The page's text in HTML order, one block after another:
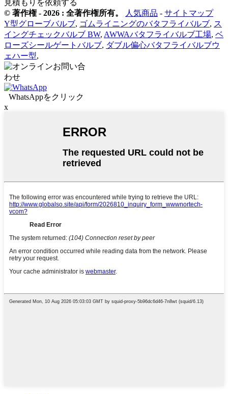
見積もりを依頼する
© 著作権 - 2026 : 全著作権所有。
人気商品 - サイトマップ
Y型グローブバルブ, ゴムライニングのバタフライバルブ, ス
イングチェックバルブ BW, AWWAバタフライバルブ工場, ベ
ローズシールゲートバルブ, ダブル偏心バタフライバルブウ
ェハー型,
WhatsAppをクリック
x